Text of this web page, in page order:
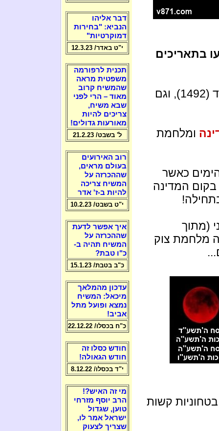
בתאריכים
גירוש יהודי ספרד (1492), וגם
ומלחמת
כאשר
המדינה
(מתוך
מלחמת צוק
קשות
דבר אליהו
הנביא: "בחירות
דמוקרטיות"
י"ט באדר/ 12.3.23
תכנית לרפורמה
משפטית מראה
שהמשיח קרוב
מאוד – הרי לפני
שבא משיח,
צריכים להיות
מאורעות גדולים!
ל' בשבט/ 21.2.23
רוב האירועים
בעולם מראים,
שההכרזה על
המשיח צריכה
להיות ב-ז' אדר
י"ט בשבט/ 10.2.23
איך אפשר לדעת
שההכרזה על
המשיח תהיה ב-
כ"ו טבת?
כ"ב בטבת/ 15.1.23
עדכון מהמלאך
מיכאל: המשיח
נמצא ופועל מתל
אביב!
כ"ח בכסלו/ 22.12.22
חודש כסלו זה
חודש הגאולה!
י"ד בכסלו/ 8.12.22
מי זה האיש?!
הרב יוסף מזרחי
טוען, שגדול
ישראל אמר לו,
שצריך לצעוק